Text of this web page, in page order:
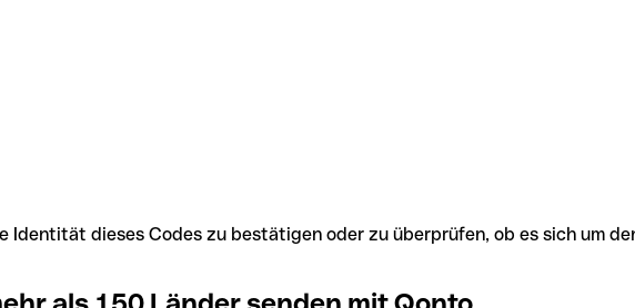
dieses Codes zu bestätigen oder zu überprüfen, ob es sich um